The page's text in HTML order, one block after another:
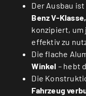
Der Ausbau
Benz V-
konzipiert, um
effektiv zu
Die flache
Winkel – hebt
Die
Fahrzeug